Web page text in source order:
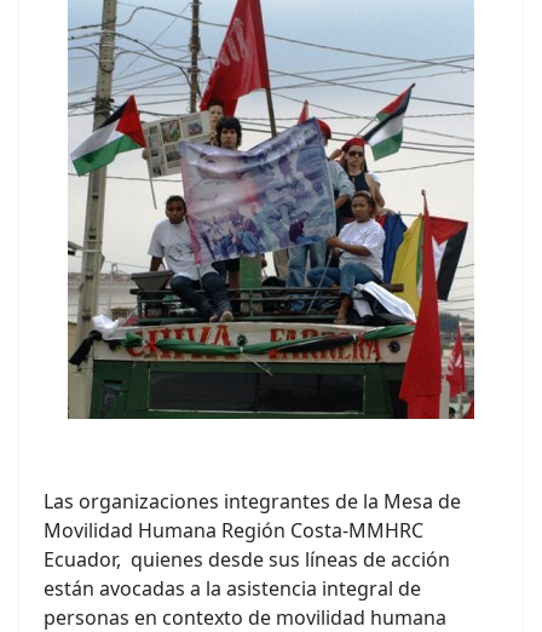
Las organizaciones integrantes de la Mesa de
Movilidad Humana Región Costa-MMHRC
Ecuador, quienes desde sus líneas de acción
están avocadas a la asistencia integral de
personas en contexto de movilidad humana